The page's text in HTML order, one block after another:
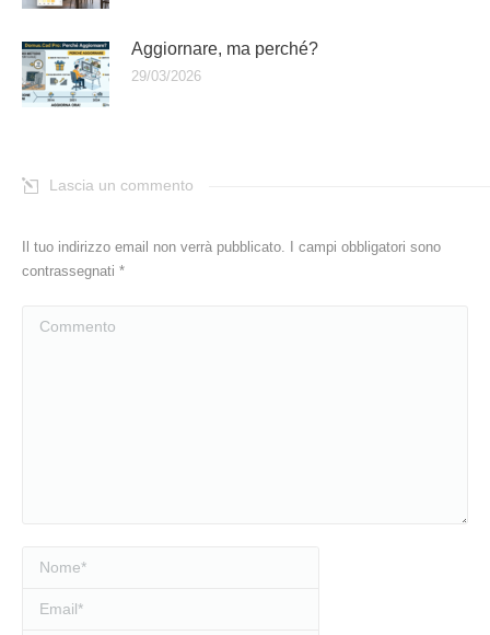
Aggiornare, ma perché?
29/03/2026
Lascia un commento
Il tuo indirizzo email non verrà pubblicato. I campi obbligatori sono
contrassegnati *
Nome *
Email *